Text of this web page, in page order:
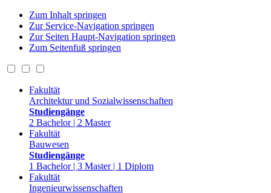
Zum Inhalt springen
Zur Service-Navigation springen
Zur Seiten Haupt-Navigation springen
Zum Seitenfuß springen
Fakultät
Architektur und Sozialwissenschaften
Studiengänge
2 Bachelor | 2 Master
Fakultät
Bauwesen
Studiengänge
1 Bachelor | 3 Master | 1 Diplom
Fakultät
Ingenieurwissenschaften